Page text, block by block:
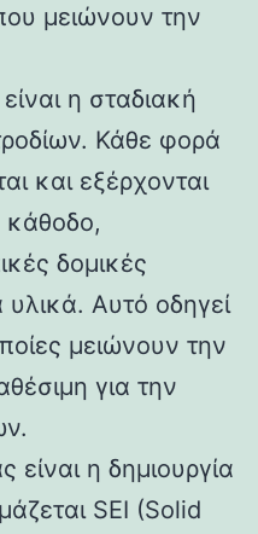
μειώνουν την
η σταδιακή
Κάθε φορά
και εξέρχονται
κάθοδο,
δομικές
Αυτό οδηγεί
μειώνουν την
για την
η δημιουργία
SEI (Solid